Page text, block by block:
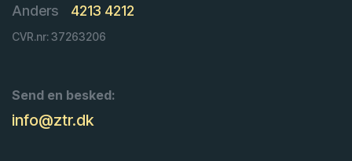
Anders
4213 4212
CVR.nr: 37263206
Send en besked:
info@ztr.dk